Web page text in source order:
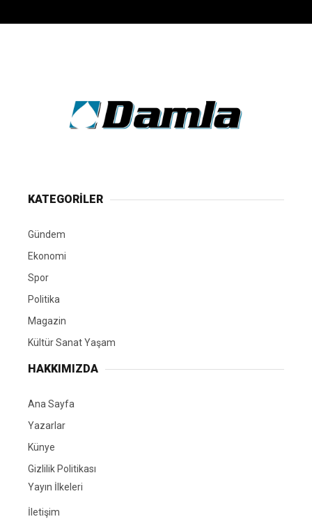
KATEGORİLER
Gündem
Ekonomi
Spor
Politika
Magazin
Kültür Sanat Yaşam
HAKKIMIZDA
Ana Sayfa
Yazarlar
Künye
Gizlilik Politikası
Yayın İlkeleri
İletişim